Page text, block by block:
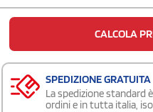
CALCOLA
SPEDIZIONE GRATUITA
La spedizione
ordini e in tutta italia,